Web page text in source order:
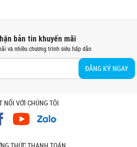
bản tin khuyến mãi
và nhiều chương trình siêu hấp dẫn
ĐĂNG KÝ NGAY
NỐI VỚI CHÚNG TÔI